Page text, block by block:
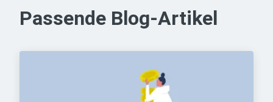
Passende Blog-Artikel